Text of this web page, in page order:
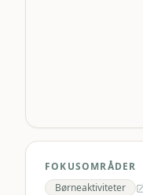
FOKUSOMRÅDER
Børneaktiviteter